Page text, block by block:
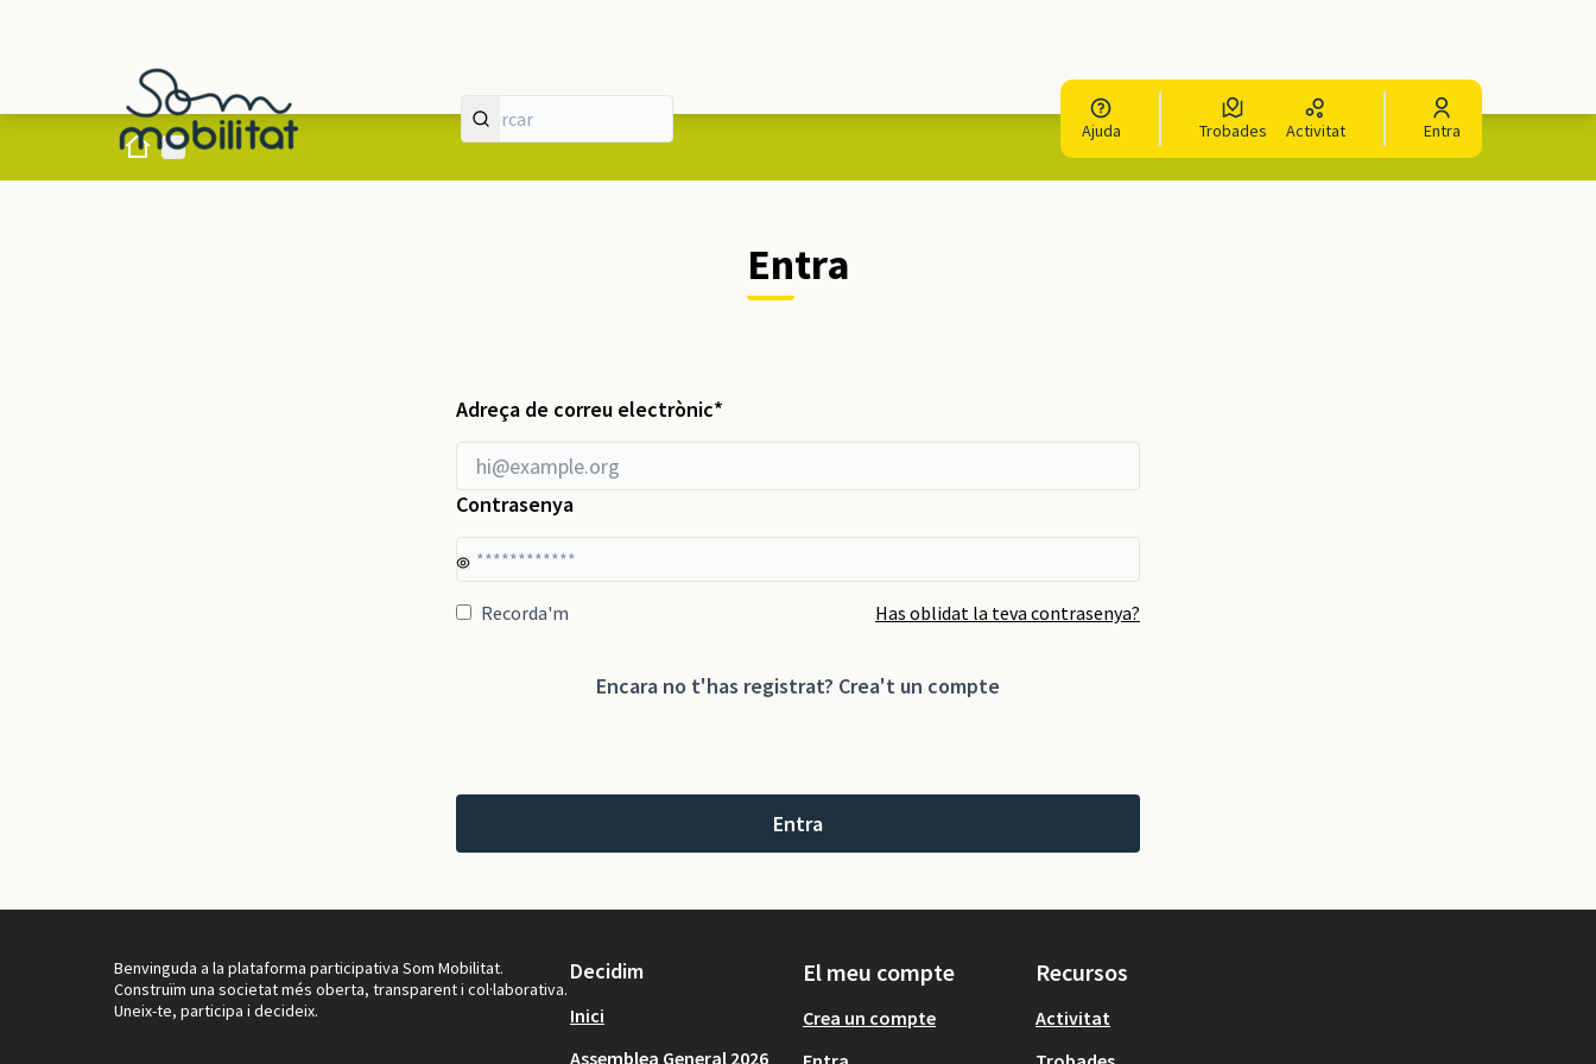
Ajuda Trobades Activitat Entra
IniciMenú principal
Entra
Adreça de correu electrònic*
Contrasenya
Recorda'm Has oblidat la teva contrasenya?
Encara no t'has registrat? Crea't un compte
Entra
Benvinguda a la plataforma participativa Som Mobilitat.
Construïm una societat més oberta, transparent i col·laborativa.
Uneix-te, participa i decideix.
Decidim
Inici
Assemblea General 2026
El meu compte
Crea un compte
Recursos
Activitat